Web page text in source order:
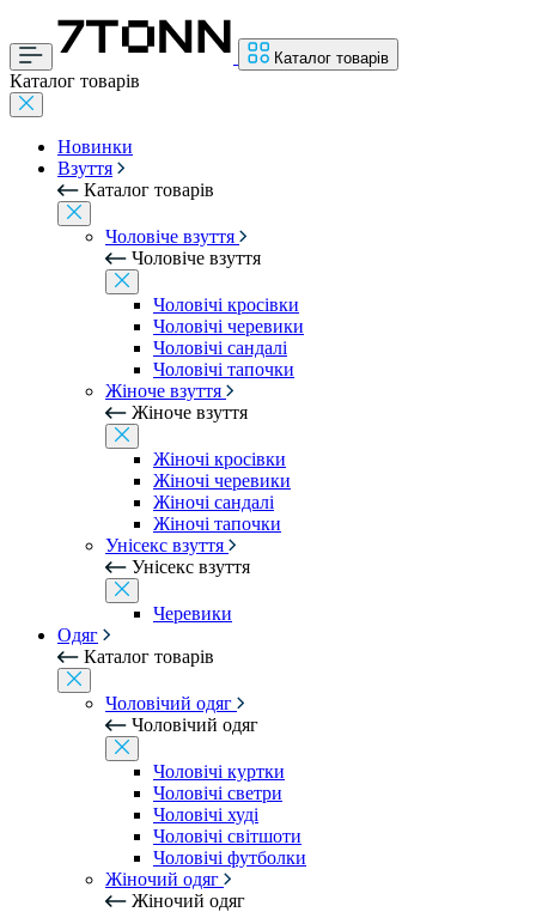
Каталог товарів
Каталог товарів
Новинки
Взуття
Каталог товарів
Чоловіче взуття
Чоловіче взуття
Чоловічі кросівки
Чоловічі черевики
Чоловічі сандалі
Чоловічі тапочки
Жіноче взуття
Жіноче взуття
Жіночі кросівки
Жіночі черевики
Жіночі сандалі
Жіночі тапочки
Унісекс взуття
Унісекс взуття
Черевики
Одяг
Каталог товарів
Чоловічий одяг
Чоловічий одяг
Чоловічі куртки
Чоловічі светри
Чоловічі худі
Чоловічі світшоти
Чоловічі футболки
Жіночий одяг
Жіночий одяг